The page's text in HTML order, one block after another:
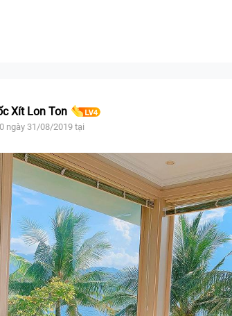
Xít Lon Ton
ngày 31/08/2019 tại